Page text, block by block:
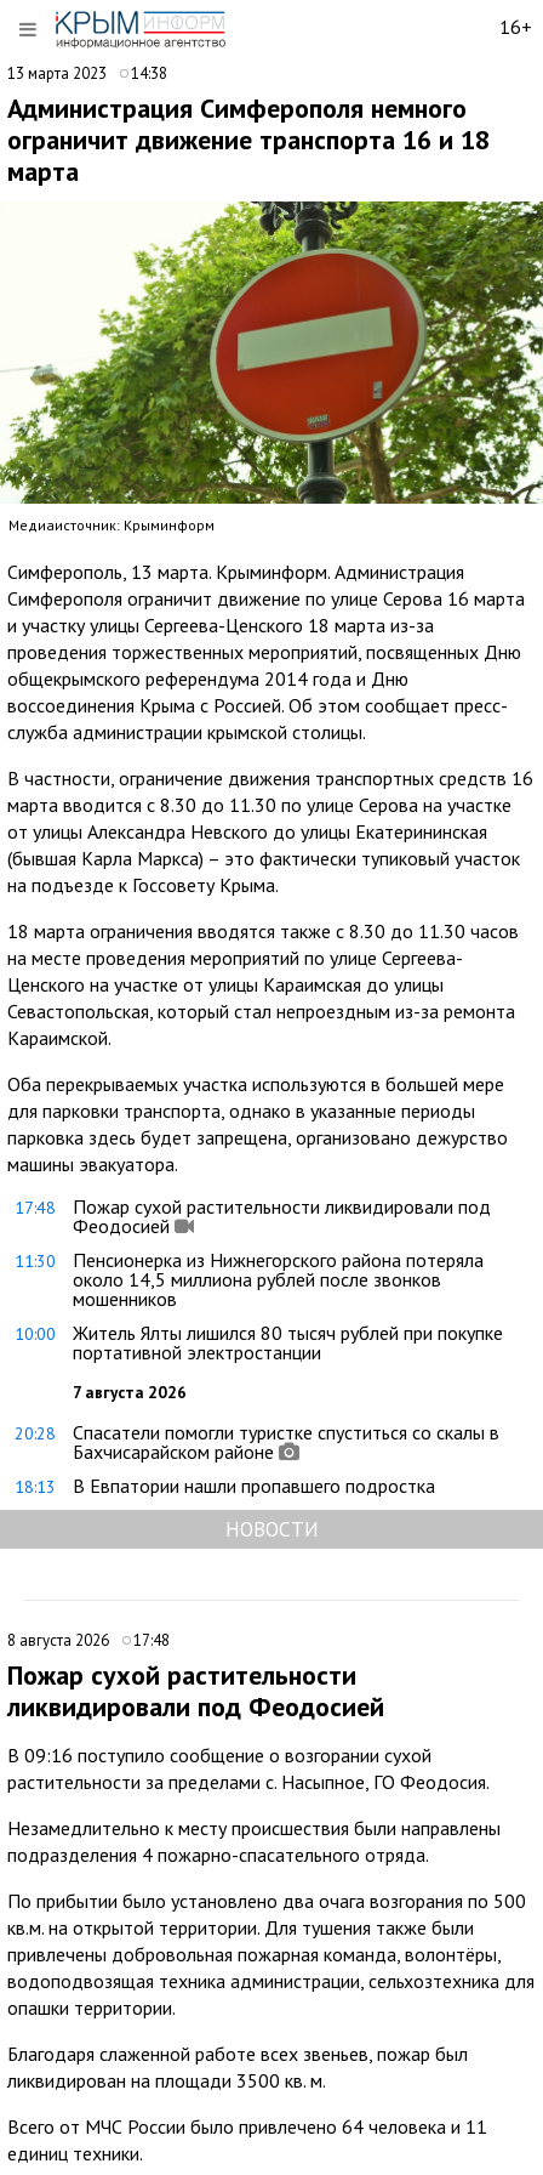
16+
13 марта 2023 14:38
Администрация Симферополя немного
ограничит движение транспорта 16 и 18
марта
Медиаисточник: Крыминформ
Симферополь, 13 марта. Крыминформ. Администрация
Симферополя ограничит движение по улице Серова 16 марта
и участку улицы Сергеева-Ценского 18 марта из-за
проведения торжественных мероприятий, посвященных Дню
общекрымского референдума 2014 года и Дню
воссоединения Крыма с Россией. Об этом сообщает пресс-
служба администрации крымской столицы.
В частности, ограничение движения транспортных средств 16
марта вводится с 8.30 до 11.30 по улице Серова на участке
от улицы Александра Невского до улицы Екатерининская
(бывшая Карла Маркса) – это фактически тупиковый участок
на подъезде к Госсовету Крыма.
18 марта ограничения вводятся также с 8.30 до 11.30 часов
на месте проведения мероприятий по улице Сергеева-
Ценского на участке от улицы Караимская до улицы
Севастопольская, который стал непроездным из-за ремонта
Караимской.
Оба перекрываемых участка используются в большей мере
для парковки транспорта, однако в указанные периоды
парковка здесь будет запрещена, организовано дежурство
машины эвакуатора.
17:48
Пожар сухой растительности ликвидировали под
Феодосией
11:30
Пенсионерка из Нижнегорского района потеряла
около 14,5 миллиона рублей после звонков
мошенников
10:00
Житель Ялты лишился 80 тысяч рублей при покупке
портативной электростанции
7 августа 2026
20:28
Спасатели помогли туристке спуститься со скалы в
Бахчисарайском районе
18:13 В Евпатории нашли пропавшего подростка
НОВОСТИ
8 августа 2026 17:48
Пожар сухой растительности
ликвидировали под Феодосией
В 09:16 поступило сообщение о возгорании сухой
растительности за пределами с. Насыпное, ГО Феодосия.
Незамедлительно к месту происшествия были направлены
подразделения 4 пожарно-спасательного отряда.
По прибытии было установлено два очага возгорания по 500
кв.м. на открытой территории. Для тушения также были
привлечены добровольная пожарная команда, волонтёры,
водоподвозящая техника администрации, сельхозтехника для
опашки территории.
Благодаря слаженной работе всех звеньев, пожар был
ликвидирован на площади 3500 кв. м.
Всего от МЧС России было привлечено 64 человека и 11
единиц техники.